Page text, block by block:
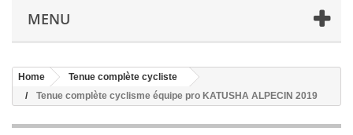
MENU
Home
Tenue complète cycliste
Tenue complète cyclisme équipe pro KATUSHA ALPECIN 2019